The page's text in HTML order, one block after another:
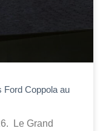
Coppola au
Le Grand